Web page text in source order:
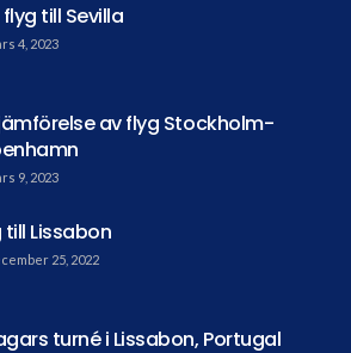
till Sevilla
4, 2023
av flyg Stockholm-
9, 2023
till Lissabon
25, 2022
turné i Lissabon, Portugal